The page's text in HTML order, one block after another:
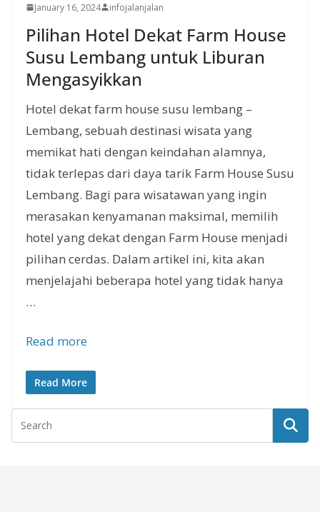
January 16, 2024 infojalanjalan
Pilihan Hotel Dekat Farm House
Susu Lembang untuk Liburan
Mengasyikkan
Hotel dekat farm house susu lembang –
Lembang, sebuah destinasi wisata yang
memikat hati dengan keindahan alamnya,
tidak terlepas dari daya tarik Farm House Susu
Lembang. Bagi para wisatawan yang ingin
merasakan kenyamanan maksimal, memilih
hotel yang dekat dengan Farm House menjadi
pilihan cerdas. Dalam artikel ini, kita akan
menjelajahi beberapa hotel yang tidak hanya
…
Read more
Read More